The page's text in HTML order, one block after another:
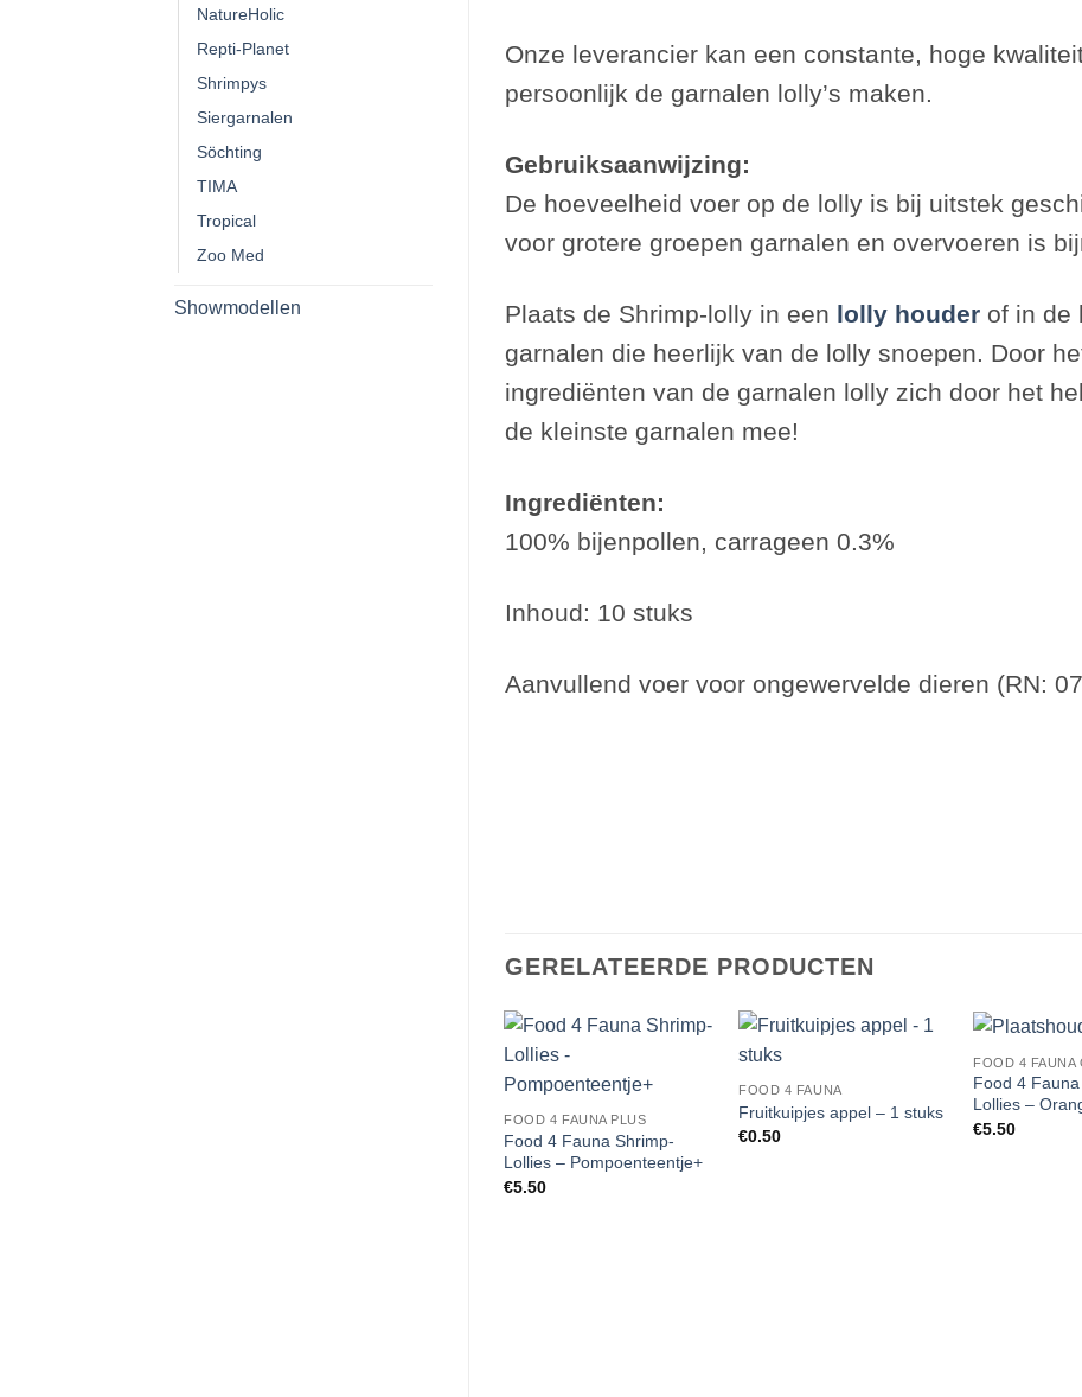
NatureHolic
Repti-Planet
Shrimpys
Siergarnalen
Söchting
TIMA
Tropical
Zoo Med
Showmodellen
Onze leverancier kan een constante, hoge
persoonlijk de garnalen lolly’s maken.
Gebruiksaanwijzing:
De hoeveelheid voer op de lolly is bij uitstek
voor grotere groepen garnalen en overvoeren is
Plaats de Shrimp-lolly in een lolly houderof in de
garnalen die heerlijk van de lolly snoepen. Door
ingrediënten van de garnalen lolly zich door het
de kleinste garnalen mee!
Ingrediënten:
100% bijenpollen, carrageen 0.3%
Inhoud: 10 stuks
Aanvullend voer voor ongewervelde dieren (RN:
GERELATEERDE PRODUCTEN
Wishlist
FOOD 4 FAUNA PLUS
Food 4 Fauna Shrimp-
Lollies – Pompoenteentje+
€5.50
FOOD 4 FAUNA
Fruitkuipjes appel – 1 stuks
€0.50
FOOD 4 FAUNA
Food 4
Lollies –
€5.50